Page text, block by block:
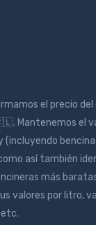
el precio
Mantenemos el
(incluyendo
así también
más
valores por litro,